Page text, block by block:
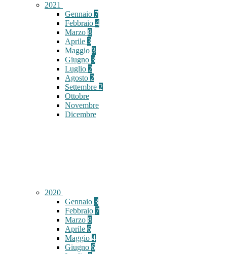
2021
Gennaio 7
Febbraio 4
Marzo 8
Aprile 3
Maggio 3
Giugno 3
Luglio 2
Agosto 2
Settembre 2
Ottobre
Novembre
Dicembre
2020
Gennaio 3
Febbraio 7
Marzo 8
Aprile 6
Maggio 4
Giugno 6